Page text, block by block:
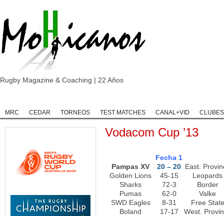
Rugby Magazine & Coaching | 22 Años
MRC
CEDAR TORNEOS TEST MATCHES CANAL+VID CLUBES
Vodacom Cup ’13
Fecha 1
Pampas XV
20 – 20 East.
Golden Lions
45-15
Leopards
Sharks
72-3
Border
Pumas
62-0
Valke
SWD Eagles
8-31
Free State
Boland
17-17
West.